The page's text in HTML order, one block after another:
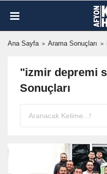
Ana Sayfa Arama Sonuçları
"izmir depremi
Sonuçları